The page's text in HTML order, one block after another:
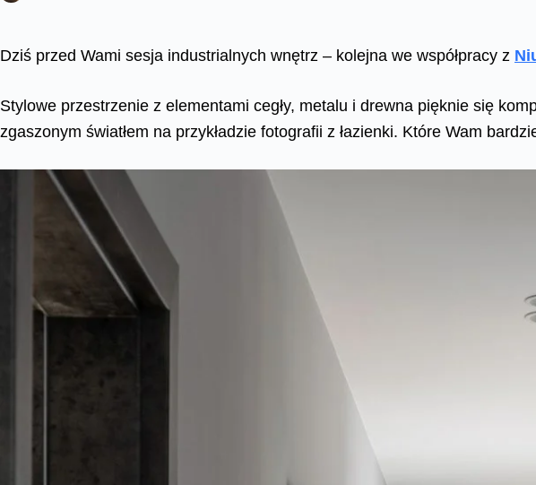
Dziś przed Wami sesja industrialnych wnętrz – kolejna we współpracy z
Stylowe przestrzenie z elementami cegły, metalu i drewna pięknie się
zgaszonym światłem na przykładzie fotografii z łazienki. Które Wam